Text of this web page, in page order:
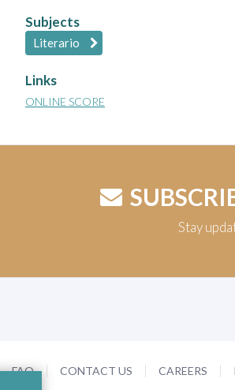
Subjects
Literario
Links
ONLINE SCORE
Stay
FAQ CONTACT US CAREERS